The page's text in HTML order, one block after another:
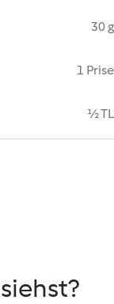
30 g
1 Prise
½ TL